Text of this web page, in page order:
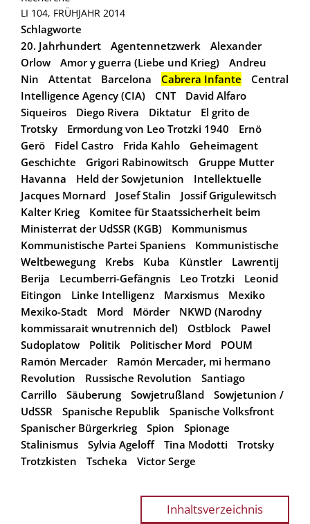
LI 104, FRÜHJAHR 2014
Schlagworte
20. Jahrhundert
Agentennetzwerk
Alexander
Orlow
Amor y guerra (Liebe und Krieg)
Andreu
Nin
Attentat Barcelona Cabrera Infante
Central
Intelligence Agency (CIA)
CNT
David Alfaro
Siqueiros
Diego Rivera Diktatur
El grito de
Trotsky
Ermordung von Leo Trotzki 1940
Ernö
Gerö
Fidel Castro Frida Kahlo
Geheimagent
Geschichte
Grigori Rabinowitsch
Gruppe Mutter
Havanna
Held der Sowjetunion
Intellektuelle
Jacques Mornard
Josef Stalin
Jossif Grigulewitsch
Kalter Krieg
Komitee für Staatssicherheit beim
Ministerrat der UdSSR (KGB)
Kommunismus
Kommunistische Partei Spaniens
Kommunistische
Weltbewegung
Krebs Kuba Künstler
Lawrentij
Berija
Lecumberri-Gefängnis Leo Trotzki
Leonid
Eitingon
Linke Intelligenz Marxismus
Mexiko
Mexiko-Stadt
Mord Mörder
NKWD (Narodny
kommissarait wnutrennich del)
Ostblock
Pawel
Sudoplatow
Politik Politischer Mord
POUM
Ramón Mercader
Ramón Mercader, mi hermano
Revolution
Russische Revolution
Santiago
Carrillo
Säuberung Sowjetrußland
Sowjetunion /
UdSSR
Spanische Republik
Spanische Volksfront
Spanischer Bürgerkrieg
Spion
Spionage
Stalinismus
Sylvia Ageloff Tina Modotti
Trotsky
Trotzkisten
Tscheka Victor Serge
Inhaltsverzeichnis